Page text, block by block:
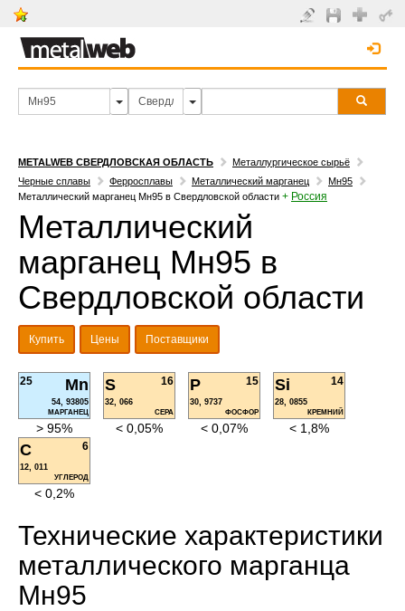
METALWEB СВЕРДЛОВСКАЯ ОБЛАСТЬ
Металлургическое сырьё
Черные сплавы
Ферросплавы Металлический марганец
Мн95
Металлический марганец Мн95 в Свердловской области + Россия
Металлический
марганец Мн95 в
Свердловской области
Купить Цены Поставщики
Mn
25
54, 93805
МАРГАНЕЦ
> 95%
S 16
32, 066
СЕРА
< 0,05%
P 15
30, 9737
ФОСФОР
< 0,07%
Si 14
28, 0855
КРЕМНИЙ
< 1,8%
C 6
12, 011
УГЛЕРОД
< 0,2%
Технические характеристики
металлического марганца
Мн95